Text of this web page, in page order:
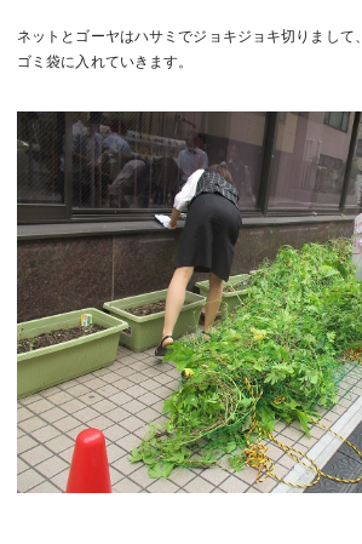
ネットとゴーヤはハサミでジョキジョキ切りまして、
ゴミ袋に入れていきます。